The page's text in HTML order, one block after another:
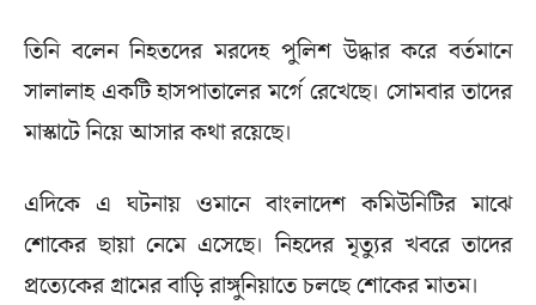
তিনি বলেন নিহতদের মরদেহ পুলিশ উদ্ধার করে বর্তমানে
সালালাহ একটি হাসপাতালের মর্গে রেখেছে। সোমবার তাদের
মাস্কাটে নিয়ে আসার কথা রয়েছে।
এদিকে এ ঘটনায় ওমানে বাংলাদেশ কমিউনিটির মাঝে
শোকের ছায়া নেমে এসেছে। নিহদের মৃত্যুর খবরে তাদের
প্রত্যেকের গ্রামের বাড়ি রাঙ্গুনিয়াতে চলছে শোকের মাতম।